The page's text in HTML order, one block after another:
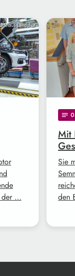
Landshut
der …
notes
Mit
Sie
den